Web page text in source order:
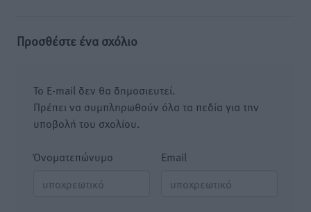
Προσθέστε ένα σχόλιο
Το E-mail δεν θα δημοσιευτεί.
Πρέπει να συμπληρωθούν όλα τα πεδία για την
υποβολή του σχολίου.
Όνοματεπώνυμο Email